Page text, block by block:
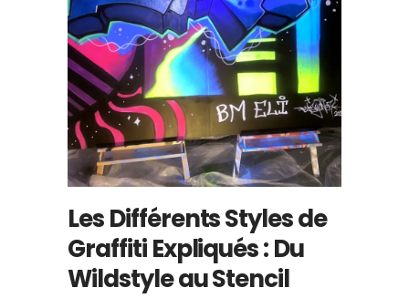
Les Différents Styles de
Graffiti Expliqués : Du
Wildstyle au Stencil